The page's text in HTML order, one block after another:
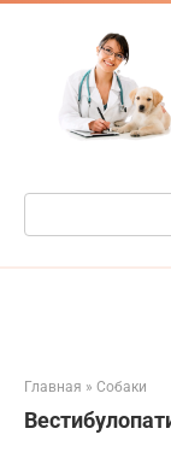
Перейти
Поиск:
Главная » Собаки